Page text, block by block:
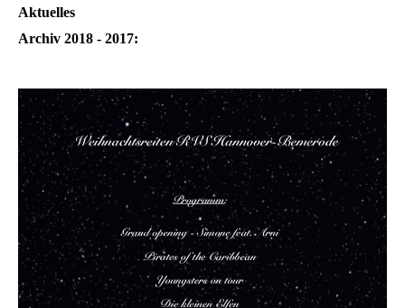
Aktuelles
Archiv 2018 - 2017: